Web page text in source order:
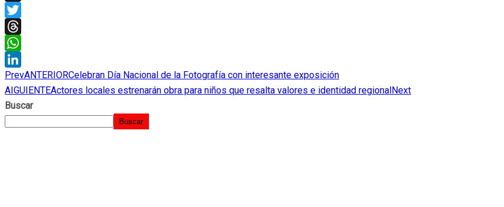
X
Twitter
Threads
WhatsApp
LinkedIn
PrevANTERIORCelebran Día Nacional de la Fotografía con interesante exposición
AIGUIENTEActores locales estrenarán obra para niños que resalta valores e identidad regional Next
Buscar
Buscar